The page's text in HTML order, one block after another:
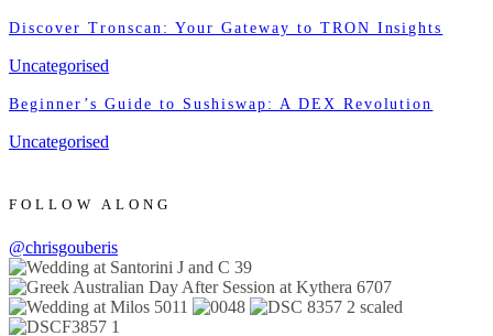
Discover Tronscan: Your Gateway to TRON Insights
Uncategorised
Beginner’s Guide to Sushiswap: A DEX Revolution
Uncategorised
FOLLOW ALONG
@chrisgouberis